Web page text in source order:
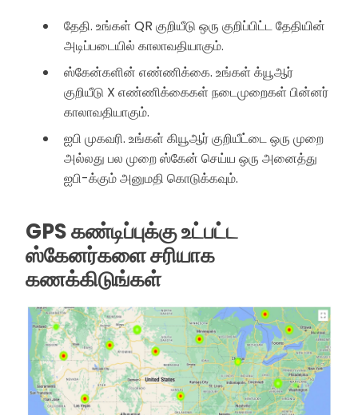
தேதி. உங்கள் QR குறியீடு ஒரு குறிப்பிட்ட தேதியின்
அடிப்படையில் காலாவதியாகும்.
ஸ்கேன்களின் எண்ணிக்கை. உங்கள் க்யூஆர்
குறியீடு X எண்ணிக்கைகள் நடைமுறைகள் பின்னர்
காலாவதியாகும்.
ஐபி முகவரி. உங்கள் கியூஆர் குறியீட்டை ஒரு முறை
அல்லது பல முறை ஸ்கேன் செய்ய ஒரு அனைத்து
ஐபி-க்கும் அனுமதி கொடுக்கவும்.
GPS கண்டிப்புக்கு உட்பட்ட
ஸ்கேனர்களை சரியாக
கணக்கிடுங்கள்